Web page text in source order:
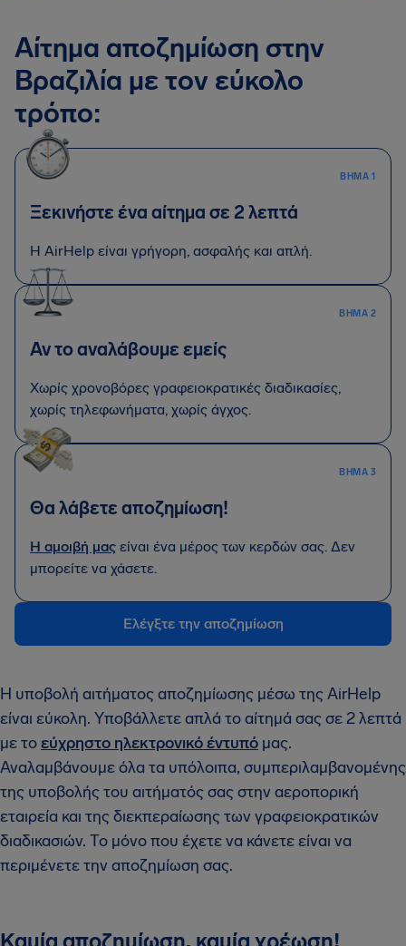
Αίτημα αποζημίωση στην
Βραζιλία με τον εύκολο
τρόπο:
ΒΉΜΑ 1
Ξεκινήστε ένα αίτημα σε 2 λεπτά
Η AirHelp είναι γρήγορη, ασφαλής και απλή.
ΒΉΜΑ 2
Αν το αναλάβουμε εμείς
Χωρίς χρονοβόρες γραφειοκρατικές διαδικασίες,
χωρίς τηλεφωνήματα, χωρίς άγχος.
ΒΉΜΑ 3
Θα λάβετε αποζημίωση!
Η αμοιβή μας είναι ένα μέρος των κερδών σας. Δεν
μπορείτε να χάσετε.
Ελέγξτε την αποζημίωση
Η υποβολή αιτήματος αποζημίωσης μέσω της AirHelp
είναι εύκολη. Υποβάλλετε απλά το αίτημά σας σε 2 λεπτά
με τοεύχρηστο ηλεκτρονικό έντυπό μας.
Αναλαμβάνουμε όλα τα υπόλοιπα, συμπεριλαμβανομένης
της υποβολής του αιτήματός σας στην αεροπορική
εταιρεία και της διεκπεραίωσης των γραφειοκρατικών
διαδικασιών. Το μόνο που έχετε να κάνετε είναι να
περιμένετε την αποζημίωση σας.